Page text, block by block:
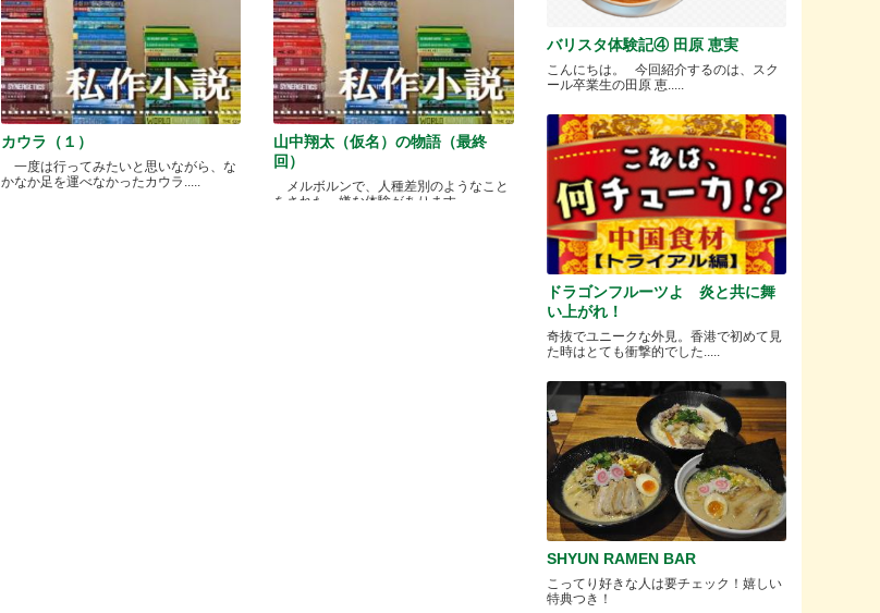
カウラ（１）
一度は行ってみたいと思いながら、な
かなか足を運べなかったカウラ.....
山中翔太（仮名）の物語（最終
回）
メルボルンで、人種差別のようなこと
をされた、嫌な体験があります.....
バリスタ体験記④ 田原 恵実
こんにちは。 今回紹介するのは、スク
ール卒業生の田原 恵.....
ドラゴンフルーツよ 炎と共に舞
い上がれ！
奇抜でユニークな外見。香港で初めて見
た時はとても衝撃的でした.....
SHYUN RAMEN BAR
こってり好きな人は要チェック！嬉しい
特典つき！